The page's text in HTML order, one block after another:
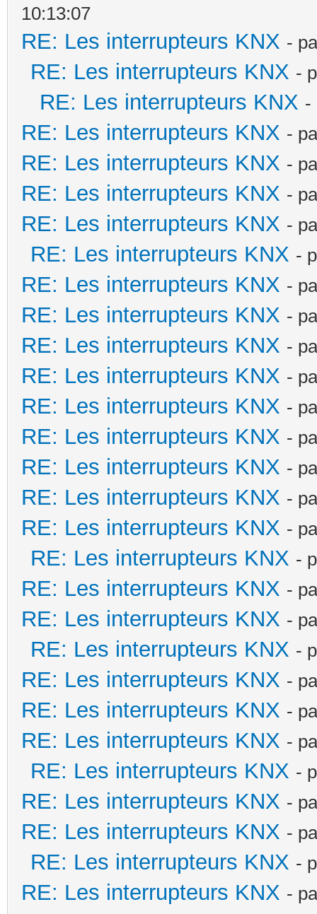
10:13:07
RE: Les interrupteurs KNX -
RE: Les interrupteurs KNX -
RE: Les interrupteurs KNX -
RE: Les interrupteurs KNX -
RE: Les interrupteurs KNX -
RE: Les interrupteurs KNX -
RE: Les interrupteurs KNX -
RE: Les interrupteurs KNX -
RE: Les interrupteurs KNX -
RE: Les interrupteurs KNX -
RE: Les interrupteurs KNX -
RE: Les interrupteurs KNX -
RE: Les interrupteurs KNX -
RE: Les interrupteurs KNX -
RE: Les interrupteurs KNX -
RE: Les interrupteurs KNX -
RE: Les interrupteurs KNX -
RE: Les interrupteurs KNX -
RE: Les interrupteurs KNX -
RE: Les interrupteurs KNX -
RE: Les interrupteurs KNX -
RE: Les interrupteurs KNX -
RE: Les interrupteurs KNX -
RE: Les interrupteurs KNX -
RE: Les interrupteurs KNX -
RE: Les interrupteurs KNX -
RE: Les interrupteurs KNX -
RE: Les interrupteurs KNX -
RE: Les interrupteurs KNX -